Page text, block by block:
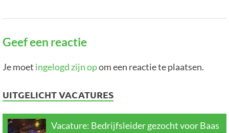
Geef een reactie
Je moet ingelogd zijn opom een reactie te plaatsen.
UITGELICHT VACATURES
Vacature: Bedrijfsleider gezocht voor Baas